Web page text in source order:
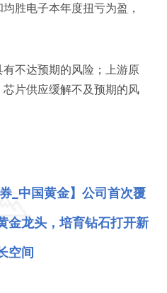
胜电子本年度扭亏为盈，
不达预期的风险；上游原
片供应缓解不及预期的风
_中国黄金】公司首次覆
金龙头，培育钻石打开新
空间